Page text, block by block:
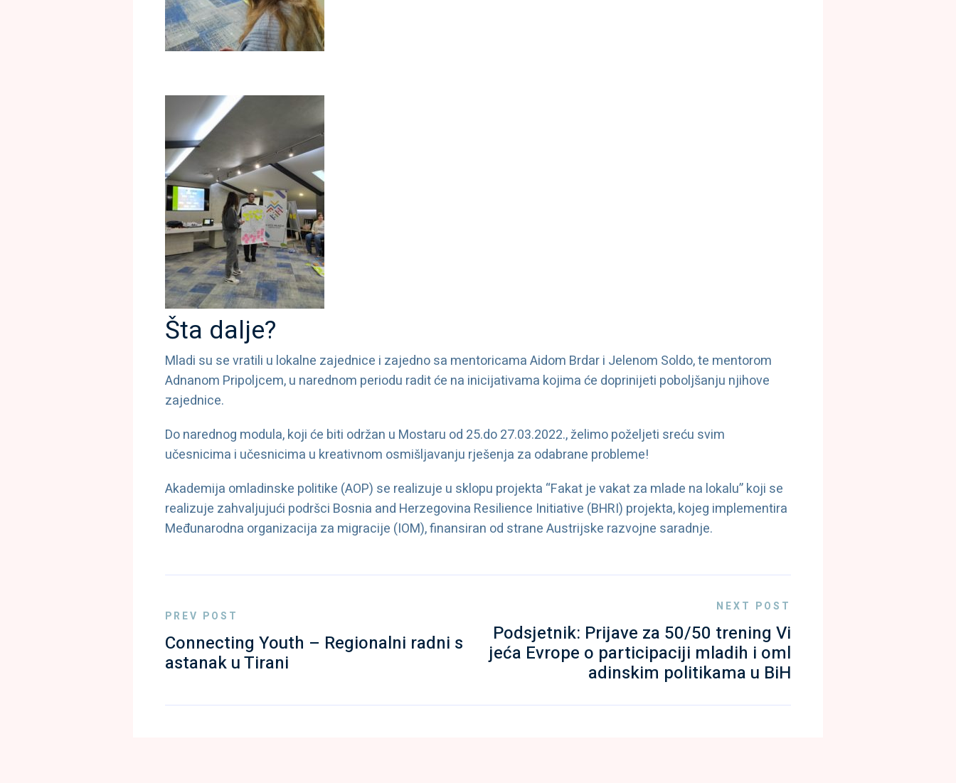
Šta dalje?
Mladi su se vratili u lokalne zajednice i zajedno sa mentoricama Aidom Brdar i Jelenom Soldo, te mentorom
Adnanom Pripoljcem, u narednom periodu radit će na inicijativama kojima će doprinijeti poboljšanju njihove
zajednice.
Do narednog modula, koji će biti održan u Mostaru od 25.do 27.03.2022., želimo poželjeti sreću svim
učesnicima i učesnicima u kreativnom osmišljavanju rješenja za odabrane probleme!
Akademija omladinske politike (AOP) se realizuje u sklopu projekta “Fakat je vakat za mlade na lokalu” koji se
realizuje zahvaljujući podršci Bosnia and Herzegovina Resilience Initiative (BHRI) projekta, kojeg implementira
Međunarodna organizacija za migracije (IOM), finansiran od strane Austrijske razvojne saradnje.
PREV POST
Connecting Youth – Regionalni radni s
astanak u Tirani
NEXT POST
Podsjetnik: Prijave za 50/50 trening Vi
jeća Evrope o participaciji mladih i oml
adinskim politikama u BiH